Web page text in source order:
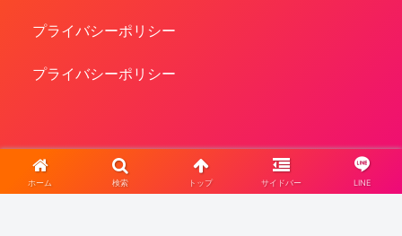
プライバシーポリシー
プライバシーポリシー
Copyright © 2015-2026 いちご大学 All Rights Reserved.
ホーム 検索 トップ サイドバー LINE